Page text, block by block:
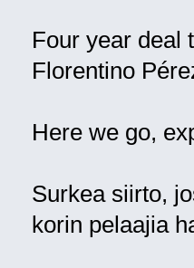
Four year deal
Florentino
Here we go,
Surkea siirto,
korin pelaajia